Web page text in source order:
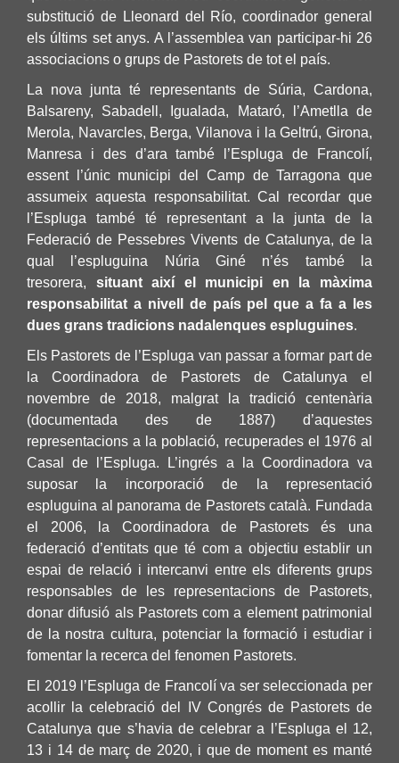
substitució de Lleonard del Río, coordinador general
els últims set anys. A l’assemblea van participar-hi 26
associacions o grups de Pastorets de tot el país.
La nova junta té representants de Súria, Cardona,
Balsareny, Sabadell, Igualada, Mataró, l’Ametlla de
Merola, Navarcles, Berga, Vilanova i la Geltrú, Girona,
Manresa i des d’ara també l’Espluga de Francolí,
essent l’únic municipi del Camp de Tarragona que
assumeix aquesta responsabilitat. Cal recordar que
l’Espluga també té representant a la junta de la
Federació de Pessebres Vivents de Catalunya, de la
qual l’espluguina Núria Giné n’és també la
tresorera, situant així el municipi en la màxima
responsabilitat a nivell de país pel que a fa a les
dues grans tradicions nadalenques espluguines
Els Pastorets de l’Espluga van passar a formar part de
la Coordinadora de Pastorets de Catalunya el
novembre de 2018, malgrat la tradició centenària
(documentada des de 1887) d’aquestes
representacions a la població, recuperades el 1976 al
Casal de l’Espluga. L’ingrés a la Coordinadora va
suposar la incorporació de la representació
espluguina al panorama de Pastorets català. Fundada
el 2006, la Coordinadora de Pastorets és una
federació d’entitats que té com a objectiu establir un
espai de relació i intercanvi entre els diferents grups
responsables de les representacions de Pastorets,
donar difusió als Pastorets com a element patrimonial
de la nostra cultura, potenciar la formació i estudiar i
fomentar la recerca del fenomen Pastorets.
El 2019 l’Espluga de Francolí va ser seleccionada per
acollir la celebració del IV Congrés de Pastorets de
Catalunya que s’havia de celebrar a l’Espluga el 12,
13 i 14 de març de 2020, i que de moment es manté